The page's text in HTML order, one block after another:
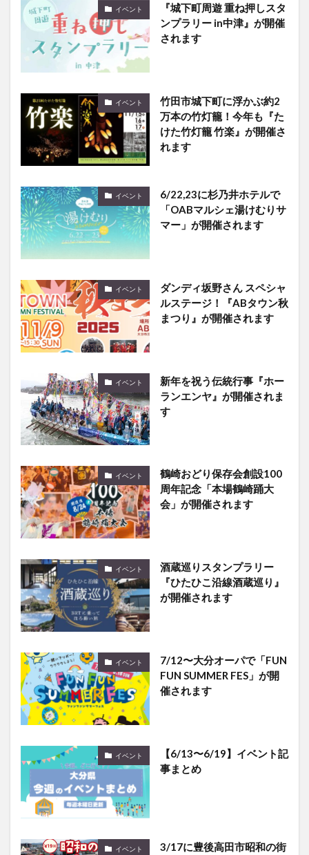
イベント
『城下町周遊 重ね押しスタ
ンプラリー in中津』が開催
されます
イベント
竹田市城下町に浮かぶ約2
万本の竹灯籠！今年も『た
けた竹灯籠 竹楽』が開催さ
れます
イベント
6/22,23に杉乃井ホテルで
「OABマルシェ湯けむりサ
マー」が開催されます
イベント
ダンディ坂野さん スペシャ
ルステージ！『ABタウン秋
まつり』が開催されます
イベント
新年を祝う伝統行事『ホー
ランエンヤ』が開催されま
す
イベント
鶴崎おどり保存会創設100
周年記念「本場鶴崎踊大
会」が開催されます
イベント
酒蔵巡りスタンプラリー
『ひたひこ沿線酒蔵巡り』
が開催されます
イベント
7/12〜大分オーパで「FUN
FUN SUMMER FES」が開
催されます
イベント
【6/13〜6/19】イベント記
事まとめ
イベント
3/17に豊後高田市昭和の街